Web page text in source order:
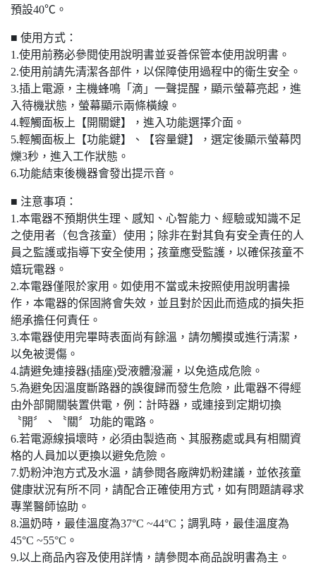
預設40℃。
■ 使用方式：
1.使用前務必參閱使用說明書並妥善保管本使用說明書。
2.使用前請先清潔各部件，以保障使用過程中的衛生安全。
3.插上電源，主機蜂鳴「滴」一聲提醒，顯示螢幕亮起，進
入待機狀態，螢幕顯示兩條橫線。
4.輕觸面板上【開關鍵】，進入功能選擇介面。
5.輕觸面板上【功能鍵】、【容量鍵】，選定後顯示螢幕閃
爍3秒，進入工作狀態。
6.功能結束後機器會發出提示音。
■ 注意事項：
1.本電器不預期供生理、感知、心智能力、經驗或知識不足
之使用者（包含孩童）使用；除非在對其負有安全責任的人
員之監護或指導下安全使用；孩童應受監護，以確保孩童不
嬉玩電器。
2.本電器僅限於家用。如使用不當或未按照使用說明書操
作，本電器的保固將會失效，並且對於因此而造成的損失拒
絕承擔任何責任。
3.本電器使用完畢時表面尚有餘溫，請勿觸摸或進行清潔，
以免被燙傷。
4.請避免連接器(插座)受液體潑灑，以免造成危險。
5.為避免因溫度斷路器的誤復歸而發生危險，此電器不得經
由外部開關裝置供電，例：計時器，或連接到定期切換
〝開〞、〝關〞功能的電路。
6.若電源線損壞時，必須由製造商、其服務處或具有相關資
格的人員加以更換以避免危險。
7.奶粉沖泡方式及水溫，請參閱各廠牌奶粉建議，並依孩童
健康狀況有所不同，請配合正確使用方式，如有問題請尋求
專業醫師協助。
8.溫奶時，最佳溫度為37°C ~44°C；調乳時，最佳溫度為
45°C ~55°C。
9.以上商品內容及使用詳情，請參閱本商品說明書為主。